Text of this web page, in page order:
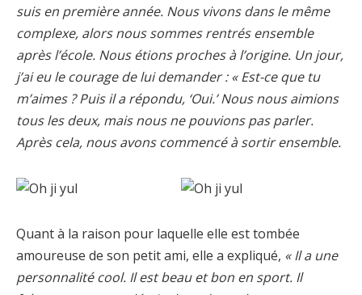
suis en première année. Nous vivons dans le même
complexe, alors nous sommes rentrés ensemble
après l’école. Nous étions proches à l’origine. Un jour,
j’ai eu le courage de lui demander : « Est-ce que tu
m’aimes ? Puis il a répondu, ‘Oui.’ Nous nous aimions
tous les deux, mais nous ne pouvions pas parler.
Après cela, nous avons commencé à sortir ensemble.
Quant à la raison pour laquelle elle est tombée
amoureuse de son petit ami, elle a expliqué, « Il a une
personnalité cool. Il est beau et bon en sport. Il